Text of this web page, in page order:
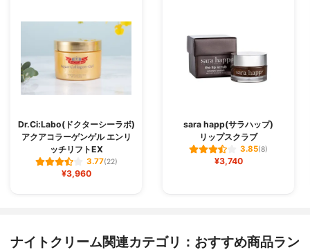
Dr.Ci:Labo(ドクターシーラボ)
アクアコラーゲンゲル エンリ
ッチリフトEX
3.77(22)
¥3,960
sara happ(サラハップ)
リップスクラブ
3.85(8)
¥3,740
ナイトクリーム関連カテゴリ：おすすめ商品ラン